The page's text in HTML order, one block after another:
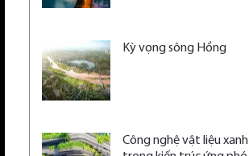
Kỳ vọng sông Hồng
Công nghệ vật liệu xanh